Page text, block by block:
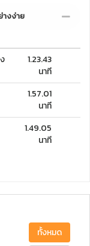
างง่าย
1.23.43
นาที
1.57.01
นาที
1.49.05
นาที
ทั้งหมด